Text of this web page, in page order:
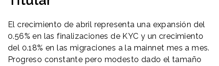
El crecimiento de abril representa una expansión del
0.56% en las finalizaciones de KYC y un crecimiento
del 0.18% en las migraciones a la mainnet mes a mes.
Progreso constante pero modesto dado el tamaño